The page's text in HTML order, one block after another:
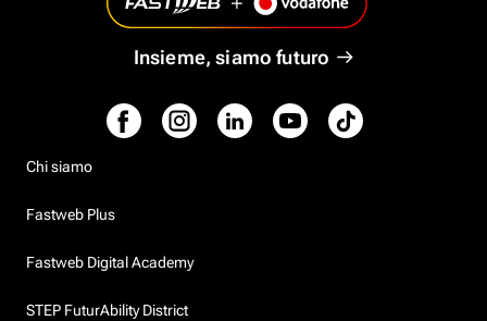
Insieme, siamo futuro
Chi siamo
Fastweb Plus
Fastweb Digital Academy
STEP FuturAbility District